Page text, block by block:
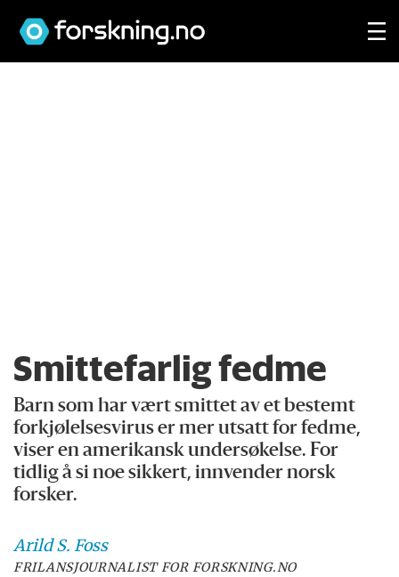
Smittefarlig fedme
Barn som har vært smittet av et bestemt
forkjølelsesvirus er mer utsatt for fedme,
viser en amerikansk undersøkelse. For
tidlig å si noe sikkert, innvender norsk
forsker.
Arild S. Foss
FRILANSJOURNALIST FOR FORSKNING.NO